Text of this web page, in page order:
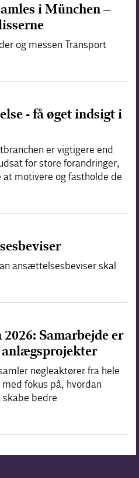
i München –
og messen Transport
- få øget indsigt i
er vigtigere end
for store forandringer,
motivere og fastholde de
ansættelsesbeviser skal
Samarbejde er
nøgleaktører fra hele
fokus på, hvordan
bedre